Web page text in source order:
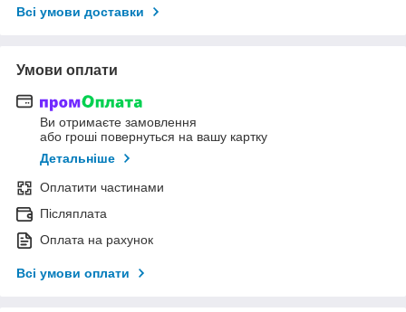
Всі умови доставки
Умови оплати
Ви отримаєте замовлення
або гроші повернуться на вашу картку
Детальніше
Оплатити частинами
Післяплата
Оплата на рахунок
Всі умови оплати